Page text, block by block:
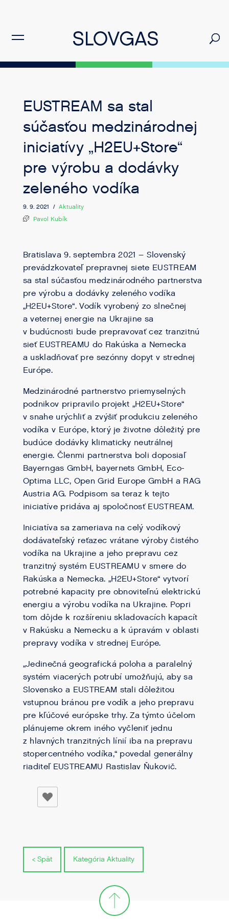
EUSTREAM sa stal
súčasťou medzinárodnej
iniciatívy „H2EU+Store“
pre výrobu a dodávky
zeleného vodíka
9. 9. 2021 / Aktuality
Pavol Kubík
Bratislava 9. septembra 2021 – Slovenský
prevádzkovateľ prepravnej siete EUSTREAM
sa stal súčasťou medzinárodného partnerstva
pre výrobu a dodávky zeleného vodíka
„H2EU+Store“. Vodík vyrobený zo slnečnej
a veternej energie na Ukrajine sa
v budúcnosti bude prepravovať cez tranzitnú
sieť EUSTREAMU do Rakúska a Nemecka
a uskladňovať pre sezónny dopyt v strednej
Európe.
Medzinárodné partnerstvo priemyselných
podnikov pripravilo projekt „H2EU+Store“
v snahe urýchliť a zvýšiť produkciu zeleného
vodíka v Európe, ktorý je životne dôležitý pre
budúce dodávky klimaticky neutrálnej
energie. Členmi partnerstva boli doposiaľ
Bayerngas GmbH, bayernets GmbH, Eco-
Optima LLC, Open Grid Europe GmbH a RAG
Austria AG. Podpisom sa teraz k tejto
iniciatíve pridáva aj spoločnosť EUSTREAM.
Iniciatíva sa zameriava na celý vodíkový
dodávateľský reťazec vrátane výroby čistého
vodíka na Ukrajine a jeho prepravu cez
tranzitný systém EUSTREAMU v smere do
Rakúska a Nemecka. „H2EU+Store“ vytvorí
potrebné kapacity pre obnoviteľnú elektrickú
energiu a výrobu vodíka na Ukrajine. Popri
tom dôjde k rozšíreniu skladovacích kapacít
v Rakúsku a Nemecku a k úpravám v oblasti
prepravy vodíka v strednej Európe.
„Jedinečná geografická poloha a paralelný
systém viacerých potrubí umožňujú, aby sa
Slovensko a EUSTREAM stali dôležitou
vstupnou bránou pre vodík a jeho prepravu
pre kľúčové európske trhy. Za týmto účelom
plánujeme okrem iného vyčleniť jednu
z hlavných tranzitných línií iba na prepravu
stopercentného vodíka,“ povedal generálny
riaditeľ EUSTREAMU Rastislav Ňukovič.
< Spät Kategória Aktuality